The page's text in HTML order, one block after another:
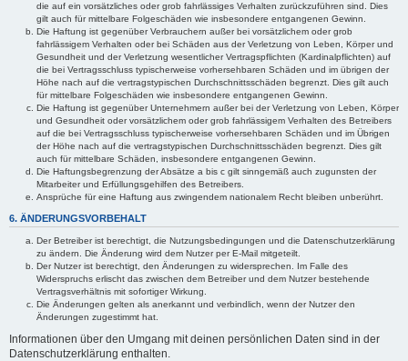
die auf ein vorsätzliches oder grob fahrlässiges Verhalten zurückzuführen sind. Dies
gilt auch für mittelbare Folgeschäden wie insbesondere entgangenen Gewinn.
Die Haftung ist gegenüber Verbrauchern außer bei vorsätzlichem oder grob
fahrlässigem Verhalten oder bei Schäden aus der Verletzung von Leben, Körper und
Gesundheit und der Verletzung wesentlicher Vertragspflichten (Kardinalpflichten) auf
die bei Vertragsschluss typischerweise vorhersehbaren Schäden und im übrigen der
Höhe nach auf die vertragstypischen Durchschnittsschäden begrenzt. Dies gilt auch
für mittelbare Folgeschäden wie insbesondere entgangenen Gewinn.
Die Haftung ist gegenüber Unternehmern außer bei der Verletzung von Leben, Körper
und Gesundheit oder vorsätzlichem oder grob fahrlässigem Verhalten des Betreibers
auf die bei Vertragsschluss typischerweise vorhersehbaren Schäden und im Übrigen
der Höhe nach auf die vertragstypischen Durchschnittsschäden begrenzt. Dies gilt
auch für mittelbare Schäden, insbesondere entgangenen Gewinn.
Die Haftungsbegrenzung der Absätze a bis c gilt sinngemäß auch zugunsten der
Mitarbeiter und Erfüllungsgehilfen des Betreibers.
Ansprüche für eine Haftung aus zwingendem nationalem Recht bleiben unberührt.
6. ÄNDERUNGSVORBEHALT
Der Betreiber ist berechtigt, die Nutzungsbedingungen und die Datenschutzerklärung
zu ändern. Die Änderung wird dem Nutzer per E-Mail mitgeteilt.
Der Nutzer ist berechtigt, den Änderungen zu widersprechen. Im Falle des
Widerspruchs erlischt das zwischen dem Betreiber und dem Nutzer bestehende
Vertragsverhältnis mit sofortiger Wirkung.
Die Änderungen gelten als anerkannt und verbindlich, wenn der Nutzer den
Änderungen zugestimmt hat.
Informationen über den Umgang mit deinen persönlichen Daten sind in der
Datenschutzerklärung enthalten.